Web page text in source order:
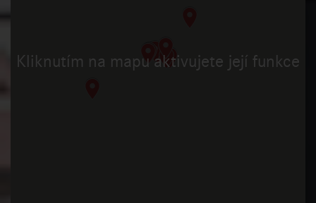
Kliknutím na mapu aktivujete její funkce